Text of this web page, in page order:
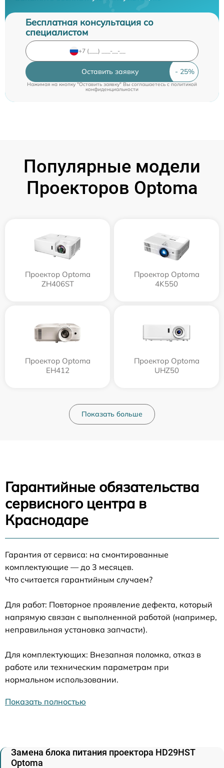
Бесплатная консультация со
специалистом
Оставить заявку
Нажимая на кнопку "Оставить заявку" Вы соглашаетесь cполитикой
конфиденциальности
Популярные модели
Проекторов Optoma
Проектор Optoma
ZH406ST
Проектор Optoma
4K550
Проектор Optoma
EH412
Проектор Optoma
UHZ50
Показать больше
Гарантийные обязательства
сервисного центра в
Краснодаре
Гарантия от сервиса: на смонтированные
комплектующие — до 3 месяцев.
Что считается гарантийным случаем?
Для работ: Повторное проявление дефекта, который
напрямую связан с выполненной работой (например,
неправильная установка запчасти).
Для комплектующих: Внезапная поломка, отказ в
работе или техническим параметрам при
нормальном использовании.
Показать полностью
Замена блока питания проектора HD29HST
Optoma